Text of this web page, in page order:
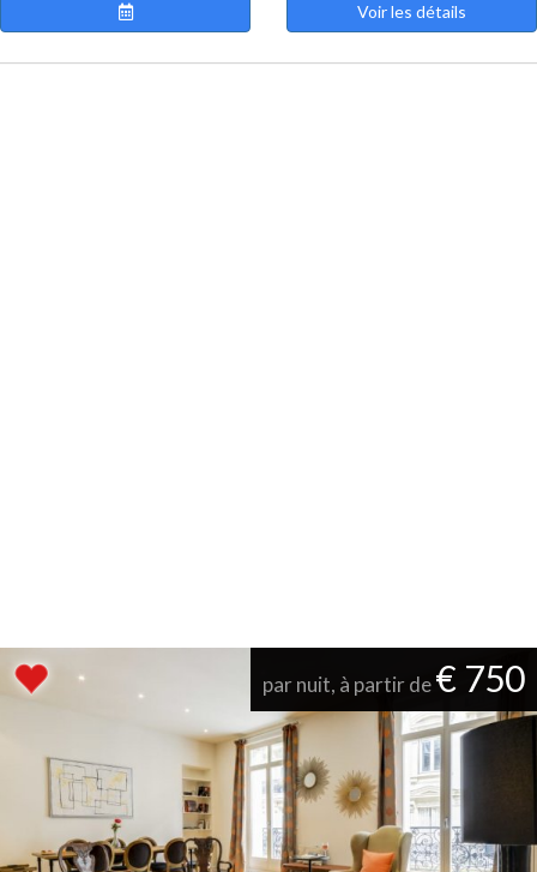
Voir les détails
par nuit, à partir de€ 750